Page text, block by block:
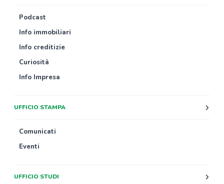
Podcast
Info immobiliari
Info creditizie
Curiosità
Info Impresa
UFFICIO STAMPA
Comunicati
Eventi
UFFICIO STUDI